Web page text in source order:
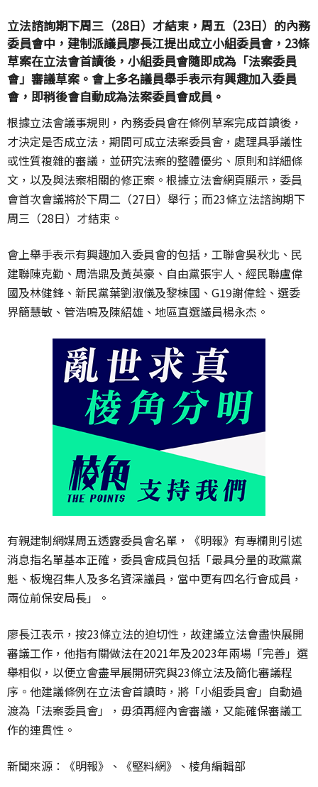
立法諮詢期下周三（28日）才結束，周五（23日）的內務
委員會中，建制派議員廖長江提出成立小組委員會，23條
草案在立法會首讀後，小組委員會隨即成為「法案委員
會」審議草案。會上多名議員舉手表示有興趣加入委員
會，即稍後會自動成為法案委員會成員。
根據立法會議事規則，內務委員會在條例草案完成首讀後，
才決定是否成立法，期間可成立法案委員會，處理具爭議性
或性質複雜的審議，並研究法案的整體優劣、原則和詳細條
文，以及與法案相關的修正案。根據立法會網頁顯示，委員
會首次會議將於下周二（27日）舉行；而23條立法諮詢期下
周三（28日）才結束。
會上舉手表示有興趣加入委員會的包括，工聯會吳秋北、民
建聯陳克勤、周浩鼎及黃英豪、自由黨張宇人、經民聯盧偉
國及林健鋒、新民黨葉劉淑儀及黎棟國、G19謝偉銓、選委
界簡慧敏、管浩鳴及陳紹雄、地區直選議員楊永杰。
有親建制網媒周五透露委員會名單，《明報》有專欄則引述
消息指名單基本正確，委員會成員包括「最具分量的政黨黨
魁、板塊召集人及多名資深議員，當中更有四名行會成員，
兩位前保安局長」。
廖長江表示，按23條立法的迫切性，故建議立法會盡快展開
審議工作，他指有關做法在2021年及2023年兩場「完善」選
舉相似，以便立會盡早展開研究與23條立法及簡化審議程
序。他建議條例在立法會首讀時，將「小組委員會」自動過
渡為「法案委員會」，毋須再經內會審議，又能確保審議工
作的連貫性。
新聞來源：《明報》、《堅料網》、棱角編輯部